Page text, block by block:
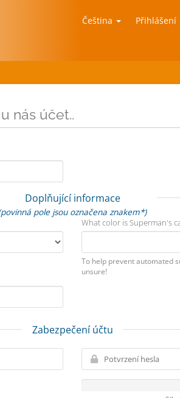
Čeština Přihlášení
nás účet..
Doplňující informace
pole jsou označena znakem*)
What color is Superman's
To help prevent automated
unsure!
Zabezpečení účtu